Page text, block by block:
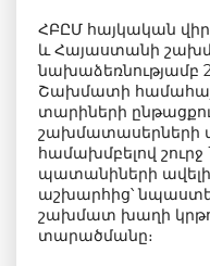
ՀԲԸՄ հայկական
և Հայաստանի
նախաձեռնությամբ
Շախմատի
տարիների
շախմատասերների
համախմբելով
պատանիների ավելի
աշխարհից՝
շախմատ խաղի
տարածմանը։